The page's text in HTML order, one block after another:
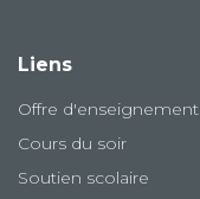
Liens
Offre d'enseignement
Cours du soir
Soutien scolaire